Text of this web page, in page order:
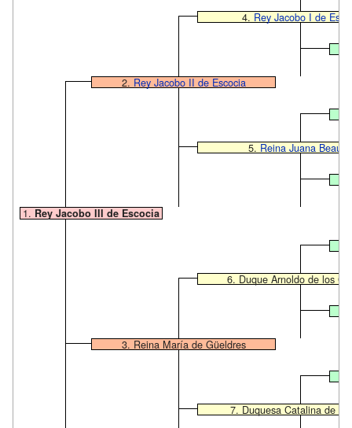
4.Rey Jacobo I de
2.Rey Jacobo II de Escocia
5.Reina Juana
1.Rey Jacobo III de Escocia
6. Duque Arnoldo de los
3. Reina María de Güeldres
7. Duquesa Catalina de